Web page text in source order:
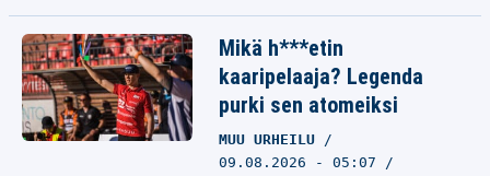
Mikä h***etin
kaaripelaaja? Legenda
purki sen atomeiksi
MUU URHEILU
09.08.2026 - 05:07